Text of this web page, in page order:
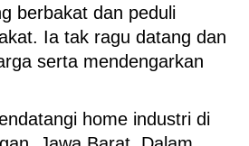
berbakat dan peduli
Ia tak ragu datang dan
serta mendengarkan
home industri di